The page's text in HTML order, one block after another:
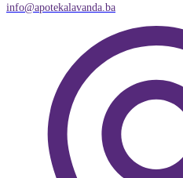
info@apotekalavanda.ba